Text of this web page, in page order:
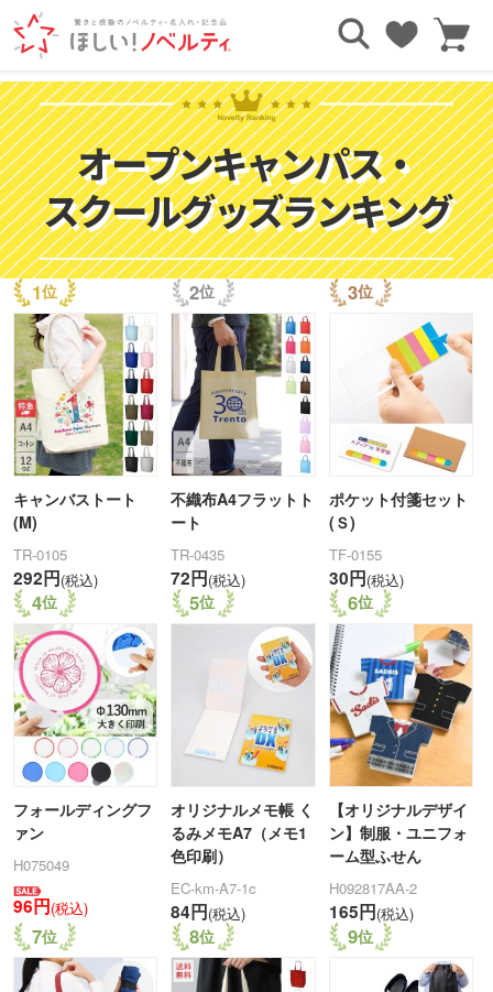
TOP ノベルティ・記念品人気ランキング オープンキャンパス・スクールグッズノベルティランキング
オープンキャンパス・
スクールグッズランキング
1
キャンバストート
(M)
TR-0105
292円(税込)
2
不織布A4フラットト
ート
TR-0435
72円(税込)
3
ポケット付箋セット
(Ｓ)
TF-0155
30円(税込)
4
フォールディングフ
ァン
H075049
96円(税込)
5
オリジナルメモ帳 く
るみメモA7（メモ1
色印刷）
EC-km-A7-1c
84円(税込)
6
【オリジナルデザイ
ン】制服・ユニフォ
ーム型ふせん
H092817AA-2
165円(税込)
7 8 9